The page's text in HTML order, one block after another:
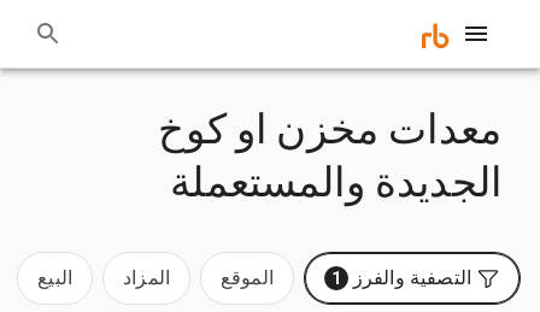
معدات مخزن او كوخ
الجديدة والمستعملة
التصفية والفرز 1 الموقع المزاد البيع